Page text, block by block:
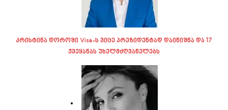
კრისტინა დოროში Visa-ს ვიცე პრეზიდენტად დაინიშნა და 17
ქვეყანას უხელმძღვანელებს